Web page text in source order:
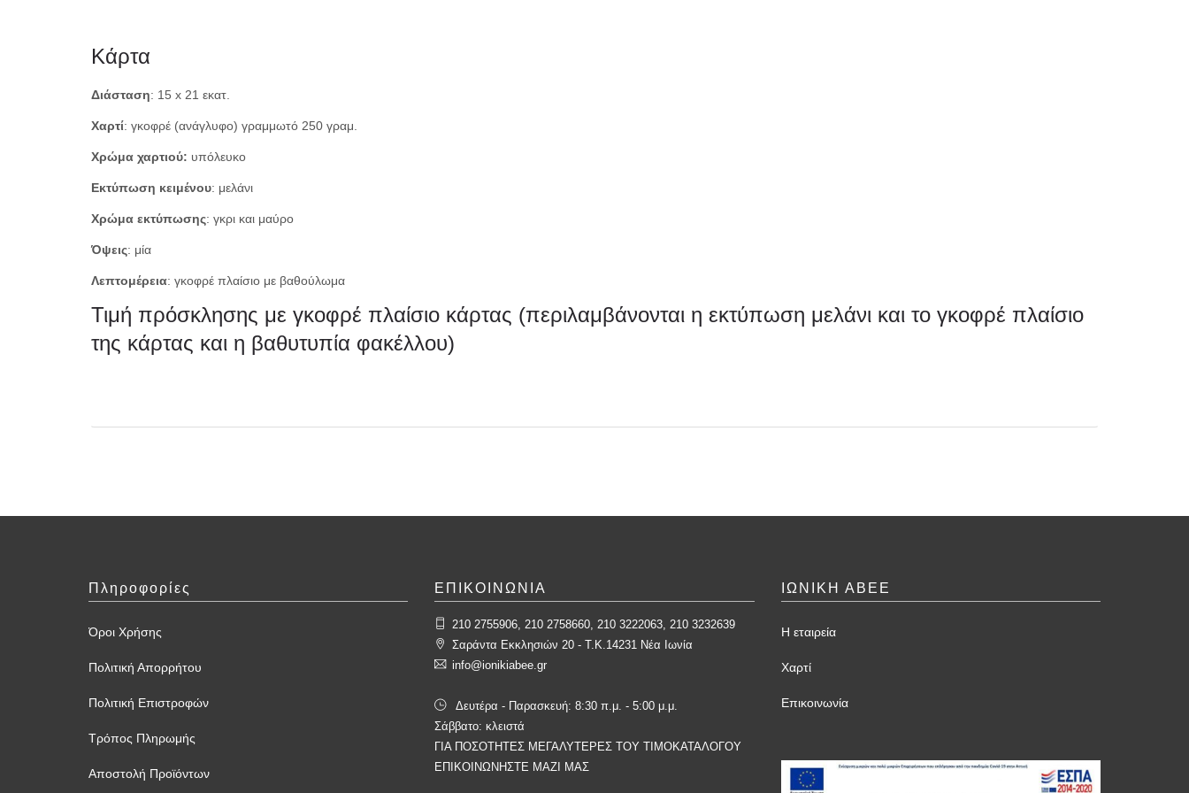
Κάρτα
Διάσταση: 15 x 21 εκατ.
Χαρτί: γκοφρέ (ανάγλυφο) γραμμωτό 250 γραμ.
Χρώμα χαρτιού: υπόλευκο
Εκτύπωση κειμένου: μελάνι
Χρώμα εκτύπωσης: γκρι και μαύρο
Όψεις: μία
Λεπτομέρεια: γκοφρέ πλαίσιο με βαθούλωμα
Τιμή πρόσκλησης με γκοφρέ πλαίσιο κάρτας (περιλαμβάνονται η εκτύπωση μελάνι και το γκοφρέ πλαίσιο
της κάρτας και η βαθυτυπία φακέλλου)
Πληροφορίες
Όροι Χρήσης
Πολιτική Απορρήτου
Πολιτική Επιστροφών
Τρόπος Πληρωμής
Αποστολή Προϊόντων
ΕΠΙΚΟΙΝΩΝΙΑ
210 2755906, 210 2758660, 210 3222063, 210 3232639
Σαράντα Εκκλησιών 20 - T.K.14231 Νέα Ιωνία
info@ionikiabee.gr
Δευτέρα - Παρασκευή: 8:30 π.μ. - 5:00 μ.μ.
Σάββατο: κλειστά
ΓΙΑ ΠΟΣΟΤΗΤΕΣ ΜΕΓΑΛΥΤΕΡΕΣ ΤΟΥ ΤΙΜΟΚΑΤΑΛΟΓΟΥ
ΕΠΙΚΟΙΝΩΝΗΣΤΕ ΜΑΖΙ ΜΑΣ
ΙΩΝΙΚΗ ΑΒΕΕ
Η εταιρεία
Χαρτί
Επικοινωνία